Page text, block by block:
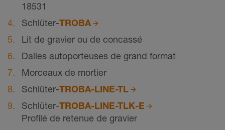
18531
Schlüter-TROBA
Lit de gravier ou de concassé
Dalles autoporteuses de grand format
Morceaux de mortier
Schlüter-TROBA-LINE-TL
Schlüter-TROBA-LINE-TLK-E
Profilé de retenue de gravier